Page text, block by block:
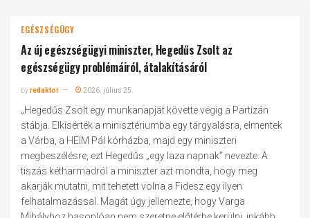
EGÉSZSÉGÜGY
Az új egészségügyi miniszter, Hegedűs Zsolt az
egészségügy problémáiról, átalakításáról
byredaktor 2026. július 25.
„Hegedűs Zsolt egy munkanapját követte végig a Partizán
stábja. Elkísérték a minisztériumba egy tárgyalásra, elmentek
a Várba, a HEIM Pál kórházba, majd egy miniszteri
megbeszélésre, ezt Hegedűs „egy laza napnak” nevezte. A
tiszás kétharmadról a miniszter azt mondta, hogy meg
akarják mutatni, mit tehetett volna a Fidesz egy ilyen
felhatalmazással. Magát úgy jellemezte, hogy Varga